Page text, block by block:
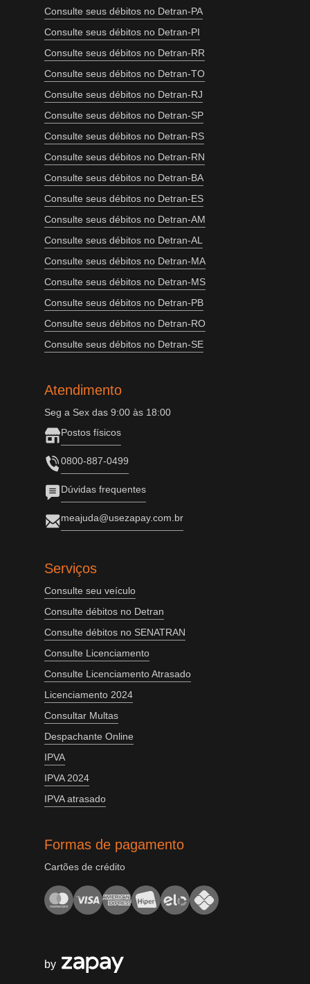
Consulte seus débitos no Detran-PA
Consulte seus débitos no Detran-PI
Consulte seus débitos no Detran-RR
Consulte seus débitos no Detran-TO
Consulte seus débitos no Detran-RJ
Consulte seus débitos no Detran-SP
Consulte seus débitos no Detran-RS
Consulte seus débitos no Detran-RN
Consulte seus débitos no Detran-BA
Consulte seus débitos no Detran-ES
Consulte seus débitos no Detran-AM
Consulte seus débitos no Detran-AL
Consulte seus débitos no Detran-MA
Consulte seus débitos no Detran-MS
Consulte seus débitos no Detran-PB
Consulte seus débitos no Detran-RO
Consulte seus débitos no Detran-SE
Atendimento
Seg a Sex das 9:00 às 18:00
Postos físicos
0800-887-0499
Dúvidas frequentes
meajuda@usezapay.com.br
Serviços
Consulte seu veículo
Consulte débitos no Detran
Consulte débitos no SENATRAN
Consulte Licenciamento
Consulte Licenciamento Atrasado
Licenciamento 2024
Consultar Multas
Despachante Online
IPVA
IPVA 2024
IPVA atrasado
Formas de pagamento
Cartões de crédito
by